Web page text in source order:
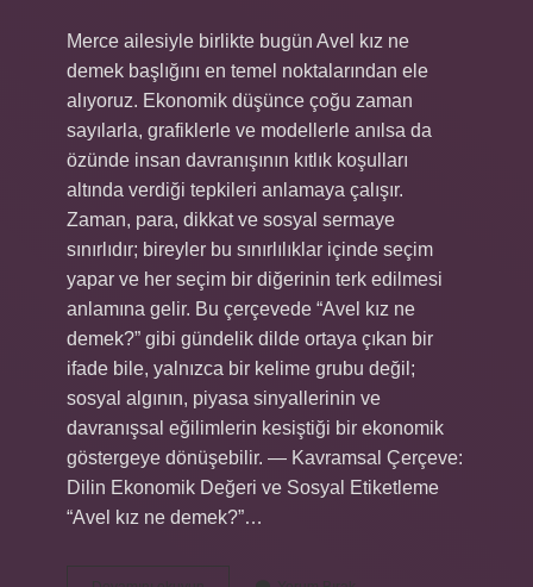
Merce ailesiyle birlikte bugün Avel kız ne
demek başlığını en temel noktalarından ele
alıyoruz. Ekonomik düşünce çoğu zaman
sayılarla, grafiklerle ve modellerle anılsa da
özünde insan davranışının kıtlık koşulları
altında verdiği tepkileri anlamaya çalışır.
Zaman, para, dikkat ve sosyal sermaye
sınırlıdır; bireyler bu sınırlılıklar içinde seçim
yapar ve her seçim bir diğerinin terk edilmesi
anlamına gelir. Bu çerçevede “Avel kız ne
demek?” gibi gündelik dilde ortaya çıkan bir
ifade bile, yalnızca bir kelime grubu değil;
sosyal algının, piyasa sinyallerinin ve
davranışsal eğilimlerin kesiştiği bir ekonomik
göstergeye dönüşebilir. — Kavramsal Çerçeve:
Dilin Ekonomik Değeri ve Sosyal Etiketleme
“Avel kız ne demek?”…